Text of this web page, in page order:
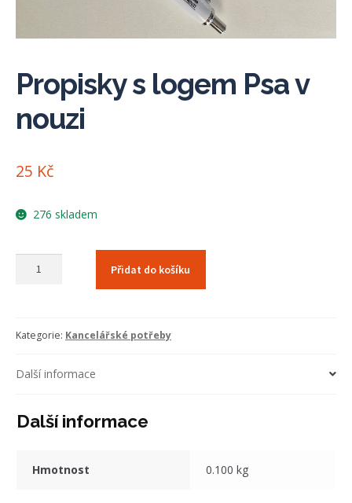
Propisky s logem Psa v
nouzi
25 Kč
276 skladem
Propisky
nouzi
Přidat do košíku
Kategorie: Kancelářské potřeby
Další informace
Další informace
Hmotnost 0.100 kg